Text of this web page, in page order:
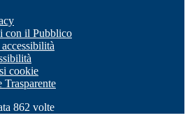
con il Pubblico
cookie
862 volte